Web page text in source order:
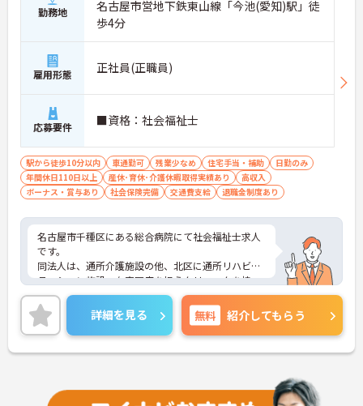
勤務地
名古屋市営地下鉄東山線「今池(愛知)駅」徒
歩4分
雇用形態 正社員(正職員)
応募要件 ■資格：社会福祉士
駅から徒歩10分以内 車通勤可 残業少なめ 住宅手当・補助
日勤のみ
年間休日110日以上
産休･育休･介護休暇取得実績あり
高収入
ボーナス・賞与あり
社会保険完備 交通費支給 退職金制度あり
名古屋市千種区にある総合病院にて社会福祉士求人
です。
同法人は、通所介護施設の他、北区に通所リハビリ
テーション施設、在宅医療を担うクリニックを持
ち、地域に根ざした質の高い医療・介護を提供して
います。
福利厚生充実しており、産休、育休など充実してま
すのでご家庭との両立も可能です。
ご興味のある方はお気軽にお問い合わせください！
詳細を見る 無料 紹介してもらう